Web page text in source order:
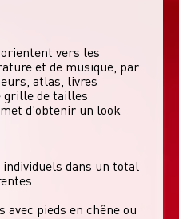
vers les
et de musique, par
atlas, livres
grille de tailles
d'obtenir un look
dans un total
pieds en chêne ou